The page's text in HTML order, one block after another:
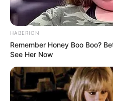
Tinggi, Berat &
Tinggi: 175 cm
Berat: – kg
Warna Rambut: –
HABERION
Remember Honey Boo Boo?
See Her Now